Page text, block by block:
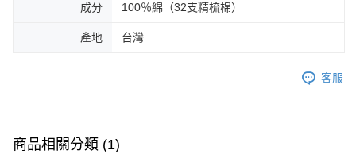
成分 100％綿（32支精梳棉）
產地 台灣
客服
商品相關分類 (1)